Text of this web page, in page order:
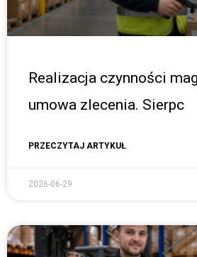
Realizacja czynności
umowa zlecenia. Sierpc
PRZECZYTAJ ARTYKUŁ
2026-06-29